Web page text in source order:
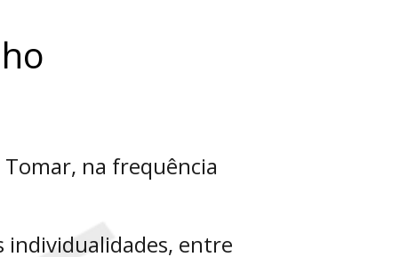
Tomar, na frequência
individualidades, entre